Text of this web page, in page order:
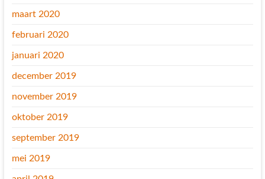
maart 2020
februari 2020
januari 2020
december 2019
november 2019
oktober 2019
september 2019
mei 2019